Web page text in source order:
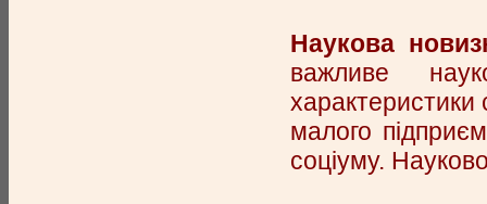
Наукова
важливе
характеристики
малого
соціуму.